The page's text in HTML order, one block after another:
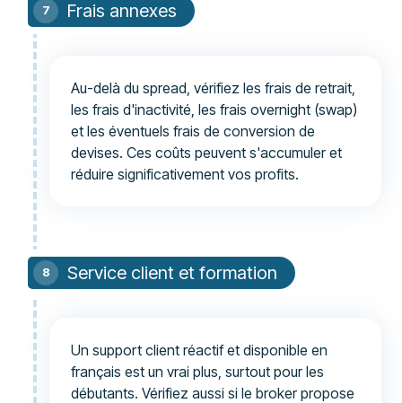
Frais annexes
Au-delà du spread, vérifiez les frais de retrait,
les frais d'inactivité, les frais overnight (swap)
et les éventuels frais de conversion de
devises. Ces coûts peuvent s'accumuler et
réduire significativement vos profits.
Service client et formation
Un support client réactif et disponible en
français est un vrai plus, surtout pour les
débutants. Vérifiez aussi si le broker propose